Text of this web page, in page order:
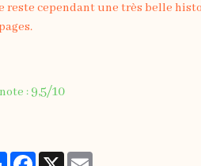
reste cependant une très belle
: 9,5/10
PartagerFacebook
X